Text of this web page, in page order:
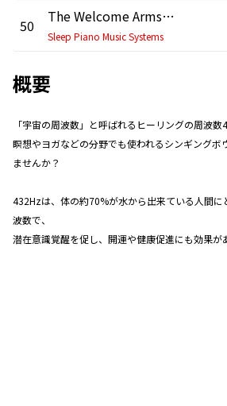
50 The Welcome Arms of Sleep
Sleep Piano Music Systems
概要
「宇宙の周波数」と呼ばれるヒーリングの周波
瞑想やヨガなどの分野でも使われるシンギングボ
ませんか？
432Hzは、体の約70%が水から出来ている人間に
波数で、
潜在意識覚醒を促し、開運や健康促進にも効果が